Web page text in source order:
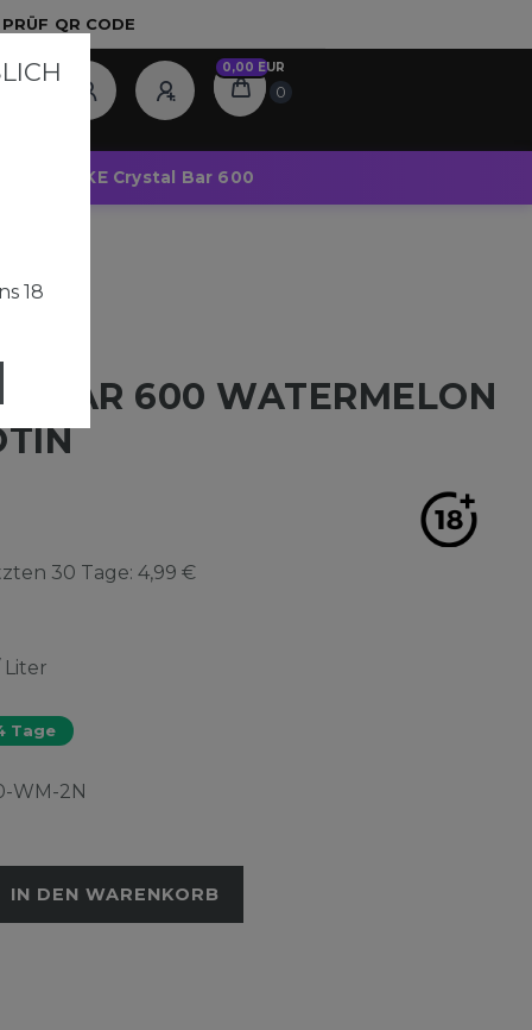
QR CODE
0
0,00 EUR
SKE Crystal Bar 600
BAR 600 WATERMELON
30 Tage: 4,99 €
Liter
Tage
WM-2N
IN DEN WARENKORB
A
18